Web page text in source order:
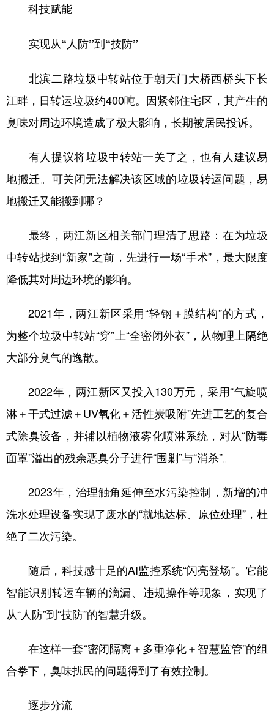
科技赋能
实现从“人防”到“技防”
北滨二路垃圾中转站位于朝天门大桥西桥头下长
江畔，日转运垃圾约400吨。因紧邻住宅区，其产生的
臭味对周边环境造成了极大影响，长期被居民投诉。
有人提议将垃圾中转站一关了之，也有人建议易
地搬迁。可关闭无法解决该区域的垃圾转运问题，易
地搬迁又能搬到哪？
最终，两江新区相关部门理清了思路：在为垃圾
中转站找到“新家”之前，先进行一场“手术”，最大限度
降低其对周边环境的影响。
2021年，两江新区采用“轻钢＋膜结构”的方式，
为整个垃圾中转站“穿”上“全密闭外衣”，从物理上隔绝
大部分臭气的逸散。
2022年，两江新区又投入130万元，采用“气旋喷
淋＋干式过滤＋UV氧化＋活性炭吸附”先进工艺的复合
式除臭设备，并辅以植物液雾化喷淋系统，对从“防毒
面罩”溢出的残余恶臭分子进行“围剿”与“消杀”。
2023年，治理触角延伸至水污染控制，新增的冲
洗水处理设备实现了废水的“就地达标、原位处理”，杜
绝了二次污染。
随后，科技感十足的AI监控系统“闪亮登场”。它能
智能识别转运车辆的滴漏、违规操作等现象，实现了
从“人防”到“技防”的智慧升级。
在这样一套“密闭隔离＋多重净化＋智慧监管”的组
合拳下，臭味扰民的问题得到了有效控制。
逐步分流